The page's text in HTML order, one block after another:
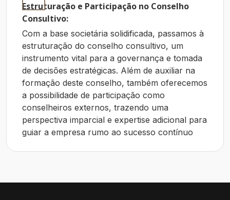
Estruturação e Participação no Conselho
Consultivo:
Com a base societária solidificada, passamos à
estruturação do conselho consultivo, um
instrumento vital para a governança e tomada
de decisões estratégicas. Além de auxiliar na
formação deste conselho, também oferecemos
a possibilidade de participação como
conselheiros externos, trazendo uma
perspectiva imparcial e expertise adicional para
guiar a empresa rumo ao sucesso contínuo